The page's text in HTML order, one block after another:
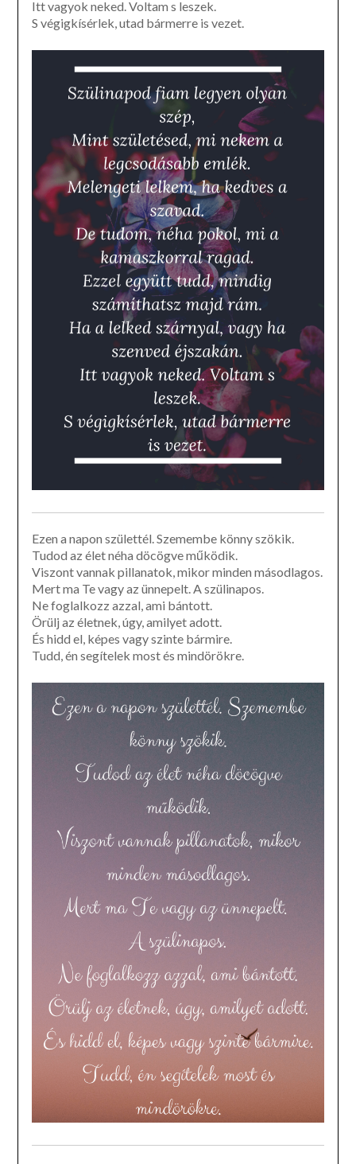
Itt vagyok neked. Voltam s leszek.
S végigkísérlek, utad bármerre is vezet.
Ezen a napon születtél. Szemembe könny szökik.
Tudod az élet néha döcögve működik.
Viszont vannak pillanatok, mikor minden másodlagos.
Mert ma Te vagy az ünnepelt. A szülinapos.
Ne foglalkozz azzal, ami bántott.
Örülj az életnek, úgy, amilyet adott.
És hidd el, képes vagy szinte bármire.
Tudd, én segítelek most és mindörökre.